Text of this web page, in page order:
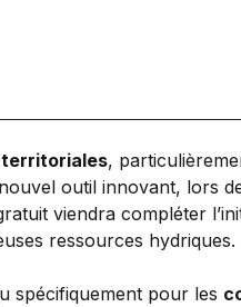
,
outil innovant, lors
viendra compléter
ressources hydriques.
spécifiquement pour les